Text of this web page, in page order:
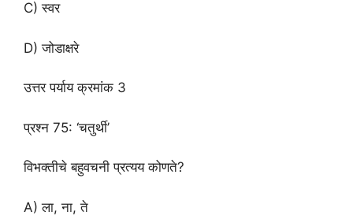
C) स्वर
D) जोडाक्षरे
उत्तर पर्याय क्रमांक 3
प्रश्न 75: ‘चतुर्थी’
विभक्तीचे बहुवचनी प्रत्यय कोणते?
A) ला, ना, ते